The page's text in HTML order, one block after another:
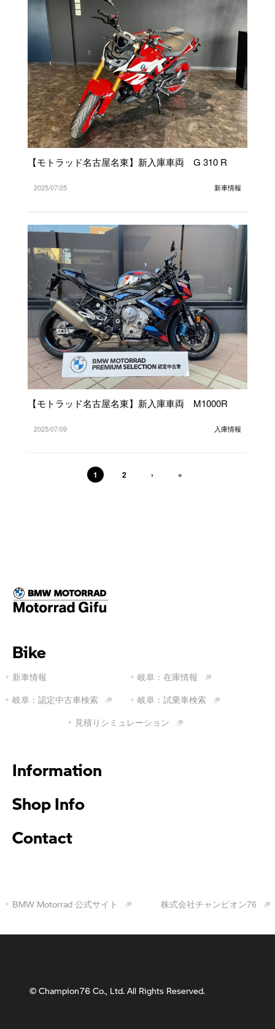
【モトラッド名古屋名東】新入庫車両 G 310 R
2025/07/25 新車情報
【モトラッド名古屋名東】新入庫車両 M1000R
2025/07/09 入庫情報
1 2 › »
Bike
新車情報
岐阜：在庫情報
岐阜：認定中古車検索
岐阜：試乗車検索
見積りシミュレーション
Information
Shop Info
Contact
BMW Motorrad 公式サイト 株式会社チャンピオン76
© Champion76 Co., Ltd. All Rights Reserved.